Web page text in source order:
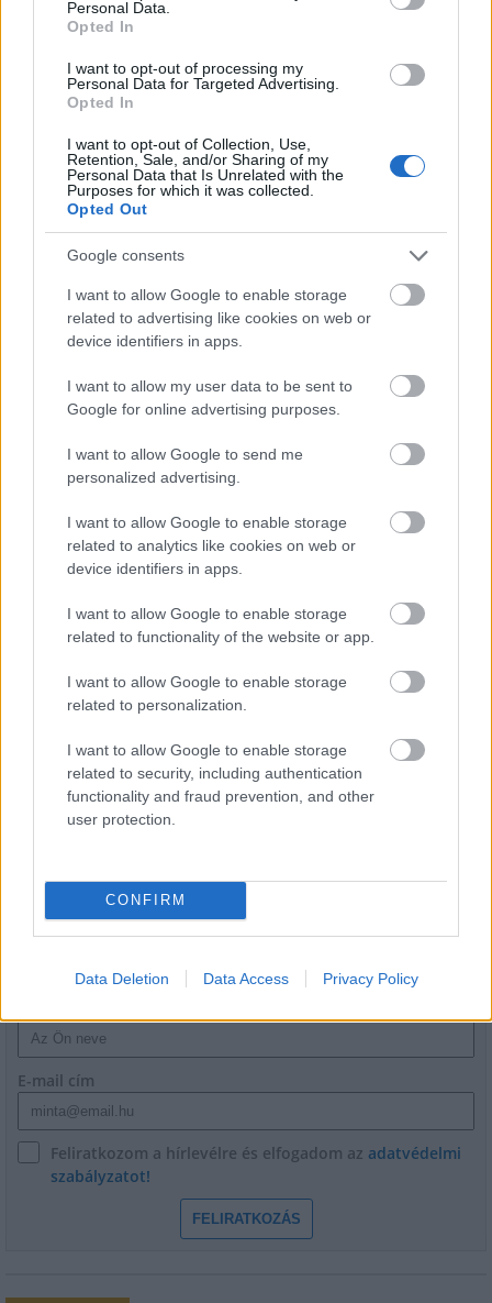
Personal Data.
Opted In
I want to opt-out of processing my
Personal Data for Targeted Advertising.
Opted In
I want to opt-out of Collection, Use,
Retention, Sale, and/or Sharing of my
Personal Data that Is Unrelated with the
Purposes for which it was collected.
Opted Out
Google consents
I want to allow Google to enable storage
related to advertising like cookies on web or
device identifiers in apps.
I want to allow my user data to be sent to
Google for online advertising purposes.
I want to allow Google to send me
personalized advertising.
I want to allow Google to enable storage
related to analytics like cookies on web or
device identifiers in apps.
I want to allow Google to enable storage
related to functionality of the website or app.
I want to allow Google to enable storage
related to personalization.
I want to allow Google to enable storage
related to security, including authentication
functionality and fraud prevention, and other
user protection.
CONFIRM
Data Deletion Data Access Privacy Policy
Amire többmillióan vártunk: szombattól másodfokúra
csökken a riasztás
Helyi hírek
Látlelet a hazai víziközművekről? Egyetlen, fél
évszázados vezetéken múlt Bicske vízellátása
Helyi hírek
Gyárleállításokkal és átszervezett termeléssel
tehermentesíti a villamosenergia-rendszert a
STRABAG
E-mail cím
Feliratkozom a hírlevélre és elfogadom az adatvédelmi
szabályzatot!
FELIRATKOZÁS